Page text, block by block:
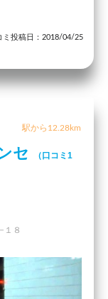
ミ投稿日：2018/04/25
駅から12.28km
セ
（口コミ1
１８